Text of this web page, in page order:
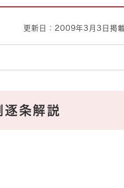
更新日：2009年3月3日掲
逐条解説